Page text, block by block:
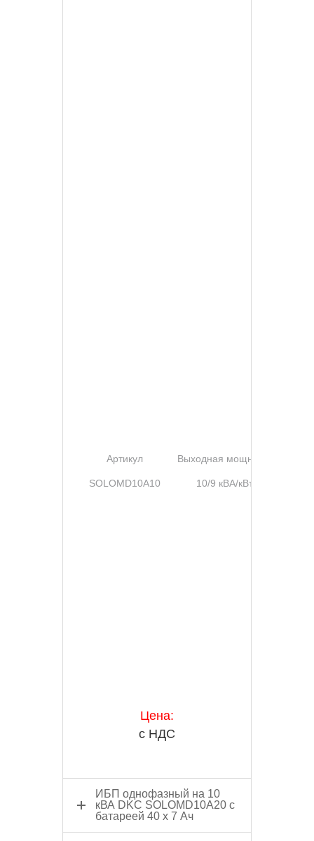
Артикул Выходная мощность
SOLOMD10A10 10/9 кВА/кВт
Цена:
с НДС
ИБП однофазный на 10
кВА DKC SOLOMD10A20 с
батареей 40 х 7 Ач